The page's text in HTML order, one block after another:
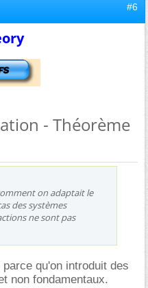
#6
- Théorème
on adaptait le
des systèmes
ne sont pas
qu'on introduit des
non fondamentaux.